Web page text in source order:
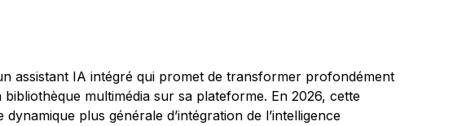
assistant IA intégré qui promet de transformer profondément
bibliothèque multimédia sur sa plateforme. En 2026, cette
dynamique plus générale d’intégration de l’intelligence